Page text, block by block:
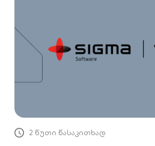
2 წუთი წასაკითხად